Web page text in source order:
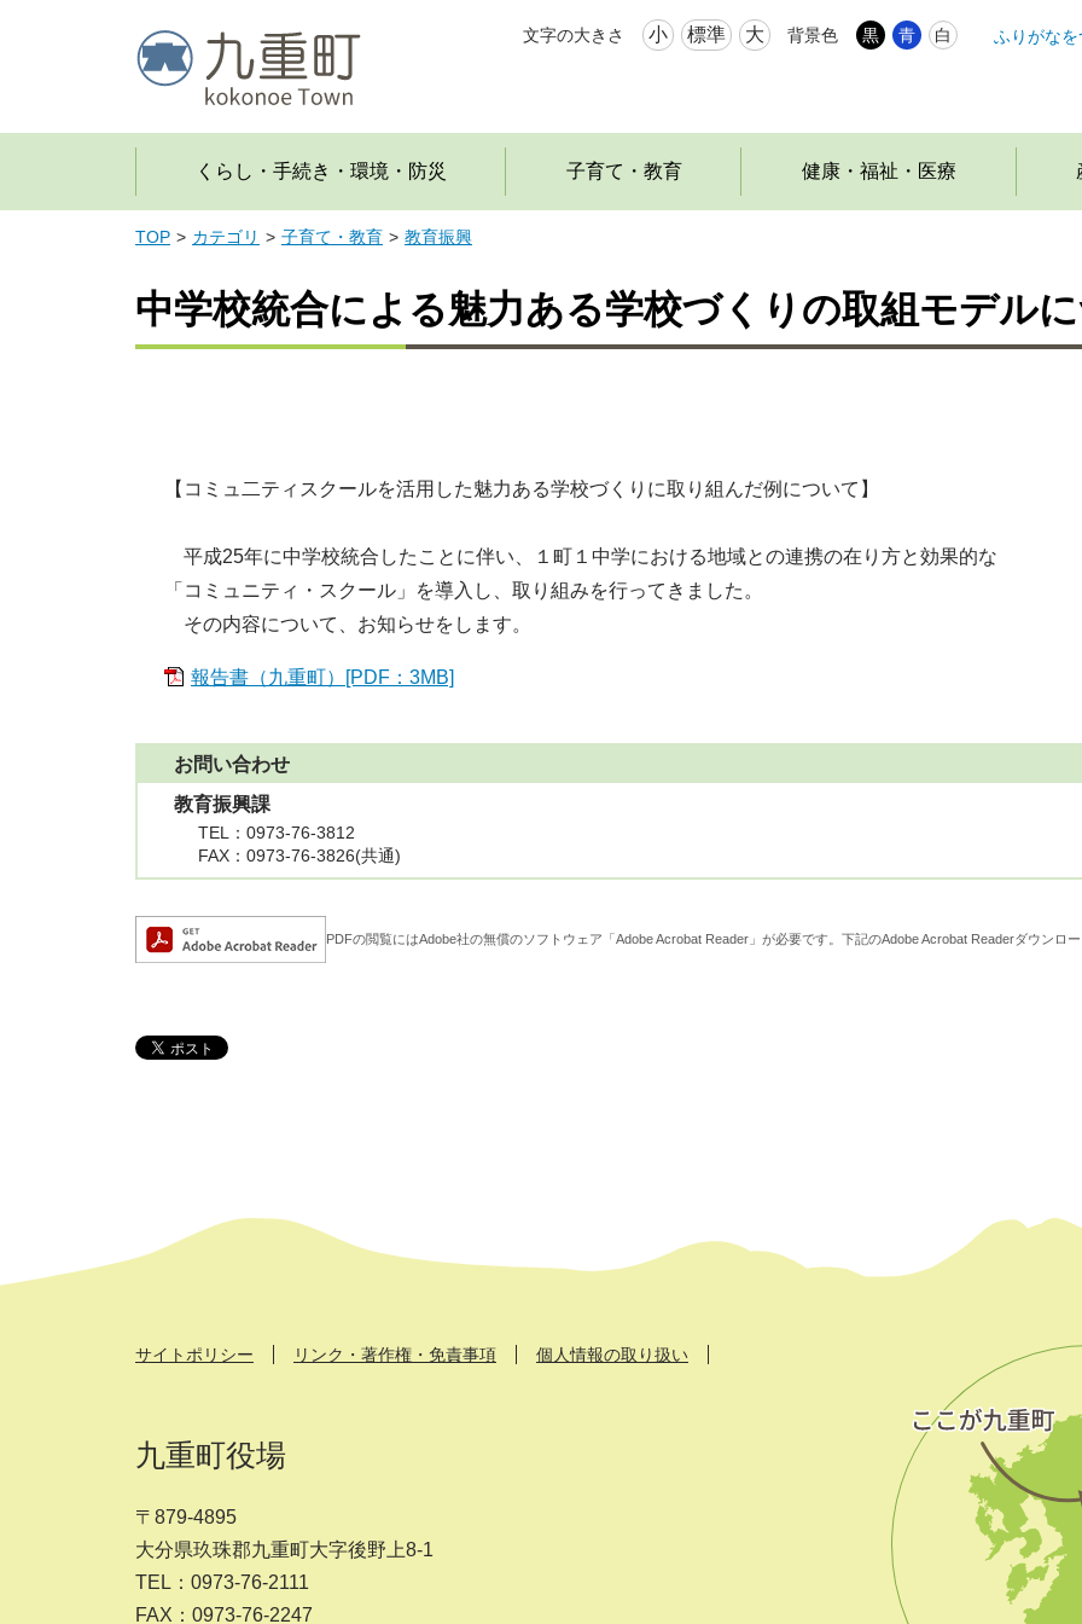
本
文字の大きさ 小 標準 大 背景色 黒 青 白 ふりがなを
くらし・手続き・環境・防災 子育て・教育 健康・福祉・医療
TOP カテゴリ 子育て・教育 教育振興
中学校統合による魅力ある学校づくりの取組モデル
【コミュ二ティスクールを活用した魅力ある学校づくりに取り組んだ例について】
平成25年に中学校統合したことに伴い、１町１中学における地域との連携の在り方と効果的な
「コミュニティ・スクール」を導入し、取り組みを行ってきました。
その内容について、お知らせをします。
報告書（九重町）[PDF：3MB]
お問い合わせ
教育振興課
TEL
：0973-76-3812
FAX ：0973-76-3826(共通)
PDFの閲覧にはAdobe社の無償のソフトウェア「Adobe Acrobat Reader」が必要です。下記のAdobe Acrobat Readerダウンロ
サイトポリシー リンク・著作権・免責事項 個人情報の取り扱い
九重町役場
〒879-4895
大分県玖珠郡九重町大字後野上8-1
TEL：0973-76-2111
FAX：0973-76-2247